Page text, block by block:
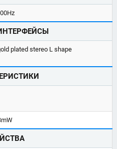
plated stereo L shape